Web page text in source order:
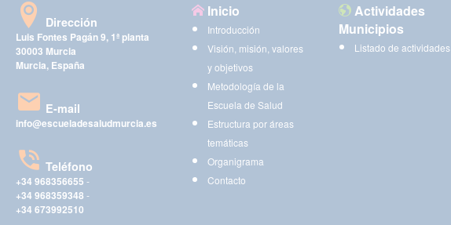
Dirección
Luis Fontes Pagán 9, 1ª planta
30003 Murcia
Murcia, España
E-mail
info@escueladesaludmurcia.es
Teléfono
+34 968356655 -
+34 968359348 -
+34 673992510
Inicio
Introducción
Visión, misión, valores
y objetivos
Metodología de la
Escuela de Salud
Estructura por áreas
temáticas
Organigrama
Contacto
Actividades
Municipios
Listado de actividades